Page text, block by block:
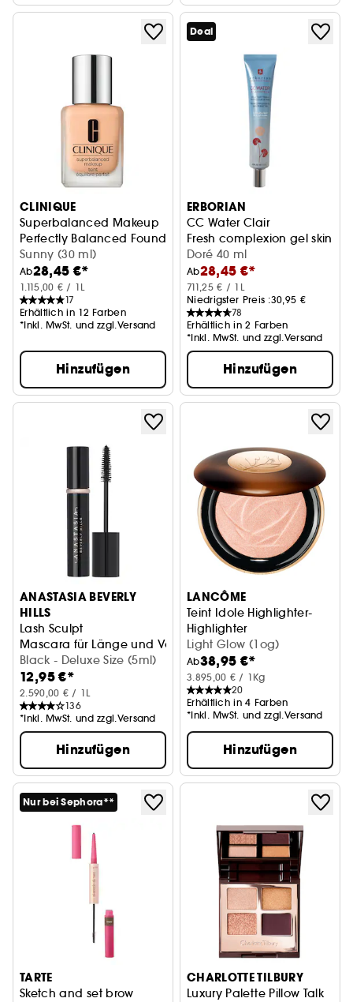
CLINIQUE
Superbalanced Makeup
Perfectly Balanced Foundation
Sunny (30 ml)
Ab28,45 €*
1.115,00 € / 1L
17
Erhältlich in 12 Farben
*Inkl. MwSt. und zzgl.Versand
Hinzufügen
Deal
ERBORIAN
CC Water Clair
Fresh complexion gel skin
Doré 40 ml
Ab28,45 €*
711,25 € / 1L
Niedrigster Preis :30,95 €
78
Erhältlich in 2 Farben
*Inkl. MwSt. und zzgl.Versand
Hinzufügen
ANASTASIA BEVERLY
HILLS
Lash Sculpt
Mascara für Länge und Volumen Reisegröße
Black - Deluxe Size (5ml)
12,95 €*
2.590,00 € / 1L
136
*Inkl. MwSt. und zzgl.Versand
Hinzufügen
LANCÔME
Teint Idole Highlighter-
Highlighter
Light Glow (1og)
Ab38,95 €*
3.895,00 € / 1Kg
20
Erhältlich in 4 Farben
*Inkl. MwSt. und zzgl.Versand
Hinzufügen
Nur bei Sephora**
TARTE
Sketch and set brow
CHARLOTTE TILBURY
Luxury Palette Pillow Talk